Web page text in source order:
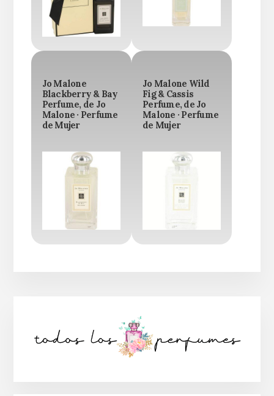
Jo Malone
Blackberry & Bay
Perfume, de Jo
Malone · Perfume
de Mujer
Jo Malone Wild
Fig & Cassis
Perfume, de Jo
Malone · Perfume
de Mujer
lateral